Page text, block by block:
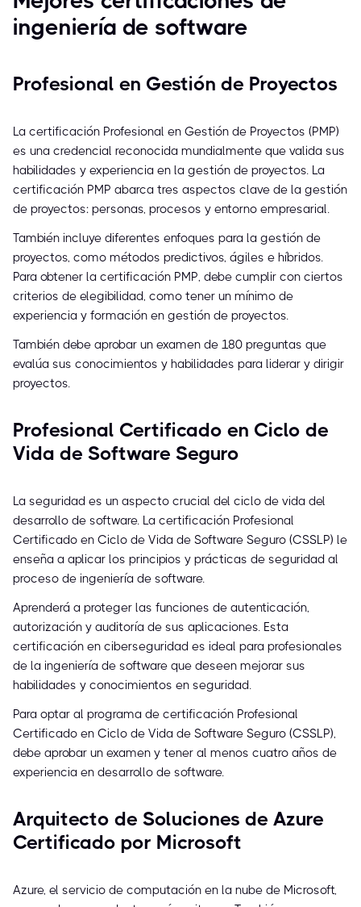
ingeniería de software
Profesional en Gestión de Proyectos
La certificación Profesional en Gestión de Proyectos (PMP)
es una credencial reconocida mundialmente que valida sus
habilidades y experiencia en la gestión de proyectos. La
certificación PMP abarca tres aspectos clave de la gestión
de proyectos: personas, procesos y entorno empresarial.
También incluye diferentes enfoques para la gestión de
proyectos, como métodos predictivos, ágiles e híbridos.
Para obtener la certificación PMP, debe cumplir con ciertos
criterios de elegibilidad, como tener un mínimo de
experiencia y formación en gestión de proyectos.
También debe aprobar un examen de 180 preguntas que
evalúa sus conocimientos y habilidades para liderar y dirigir
proyectos.
Profesional Certificado en Ciclo de
Vida de Software Seguro
La seguridad es un aspecto crucial del ciclo de vida del
desarrollo de software. La certificación Profesional
Certificado en Ciclo de Vida de Software Seguro (CSSLP) le
enseña a aplicar los principios y prácticas de seguridad al
proceso de ingeniería de software.
Aprenderá a proteger las funciones de autenticación,
autorización y auditoría de sus aplicaciones. Esta
certificación en ciberseguridad es ideal para profesionales
de la ingeniería de software que deseen mejorar sus
habilidades y conocimientos en seguridad.
Para optar al programa de certificación Profesional
Certificado en Ciclo de Vida de Software Seguro (CSSLP),
debe aprobar un examen y tener al menos cuatro años de
experiencia en desarrollo de software.
Arquitecto de Soluciones de Azure
Certificado por Microsoft
Azure, el servicio de computación en la nube de Microsoft,